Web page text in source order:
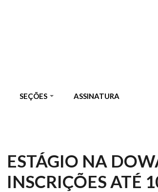
SEÇÕES ASSINATURA
ESTÁGIO NA
INSCRIÇÕES ATÉ